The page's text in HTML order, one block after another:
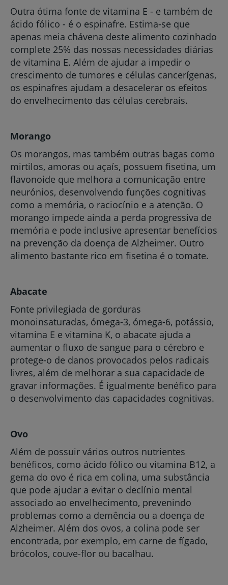
Outra ótima fonte de vitamina E - e também de
ácido fólico - é o espinafre. Estima-se que
apenas meia chávena deste alimento cozinhado
complete 25% das nossas necessidades diárias
de vitamina E. Além de ajudar a impedir o
crescimento de tumores e células cancerígenas,
os espinafres ajudam a desacelerar os efeitos
do envelhecimento das células cerebrais.
Morango
Os morangos, mas também outras bagas como
mirtilos, amoras ou açaís, possuem fisetina, um
flavonoide que melhora a comunicação entre
neurónios, desenvolvendo funções cognitivas
como a memória, o raciocínio e a atenção. O
morango impede ainda a perda progressiva de
memória e pode inclusive apresentar benefícios
na prevenção da doença de Alzheimer. Outro
alimento bastante rico em fisetina é o tomate.
Abacate
Fonte privilegiada de gorduras
monoinsaturadas, ómega-3, ómega-6, potássio,
vitamina E e vitamina K, o abacate ajuda a
aumentar o fluxo de sangue para o cérebro e
protege-o de danos provocados pelos radicais
livres, além de melhorar a sua capacidade de
gravar informações. É igualmente benéfico para
o desenvolvimento das capacidades cognitivas.
Ovo
Além de possuir vários outros nutrientes
benéficos, como ácido fólico ou vitamina B12, a
gema do ovo é rica em colina, uma substância
que pode ajudar a evitar o declínio mental
associado ao envelhecimento, prevenindo
problemas como a demência ou a doença de
Alzheimer. Além dos ovos, a colina pode ser
encontrada, por exemplo, em carne de fígado,
brócolos, couve-flor ou bacalhau.